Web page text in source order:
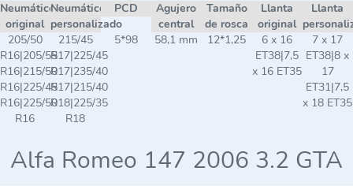
Neumático
original
Neumático
personalizado
PCD
Agujero
central
Tamaño
de rosca
Llanta
original
Llanta
205/50
R16|205/55
R16|215/50
R16|225/45
R16|225/50
R16
215/45
R17|225/45
R17|235/40
R17|215/40
R18|225/35
R18
5*98 58,1 mm 12*1,25
6 x 16
ET38|7,5
x 16 ET35
7 x 17
ET38|8 x
17
ET31|7,5
x 18 ET35
Alfa Romeo 147 2006 3.2 GTA